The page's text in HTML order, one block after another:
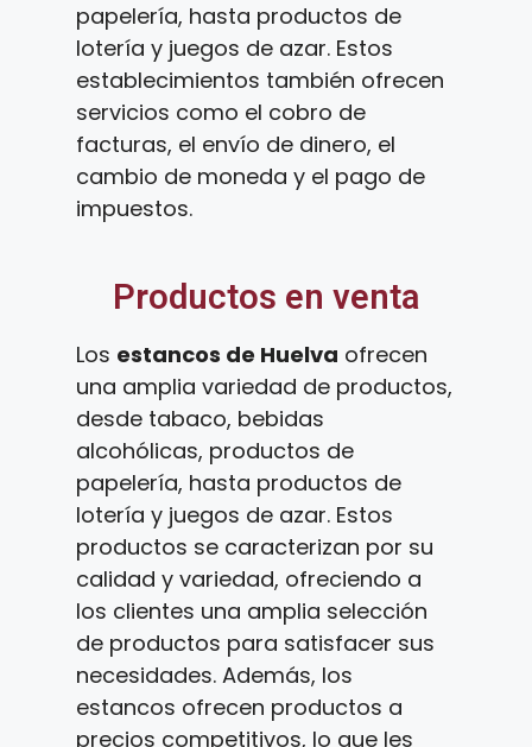
papelería, hasta productos de
lotería y juegos de azar. Estos
establecimientos también ofrecen
servicios como el cobro de
facturas, el envío de dinero, el
cambio de moneda y el pago de
impuestos.
Productos en venta
Los estancos de Huelva ofrecen
una amplia variedad de productos,
desde tabaco, bebidas
alcohólicas, productos de
papelería, hasta productos de
lotería y juegos de azar. Estos
productos se caracterizan por su
calidad y variedad, ofreciendo a
los clientes una amplia selección
de productos para satisfacer sus
necesidades. Además, los
estancos ofrecen productos a
precios competitivos, lo que les